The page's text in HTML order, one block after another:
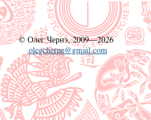
© Олег Чернэ, 2009—2026
olegcherne@gmail.com